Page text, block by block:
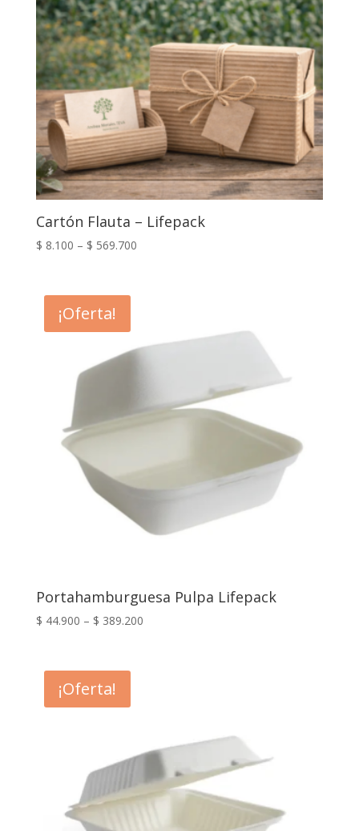
Cartón Flauta – Lifepack
$ 8.100 – $ 569.700
¡Oferta!
Portahamburguesa Pulpa Lifepack
$ 44.900 – $ 389.200
¡Oferta!